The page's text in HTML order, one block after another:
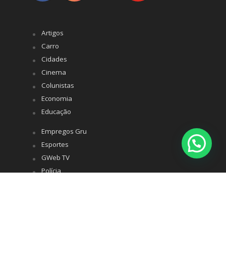
Artigos
Carro
Cidades
Cinema
Colunistas
Economia
Educação
Empregos Gru
Esportes
GWeb TV
Polícia